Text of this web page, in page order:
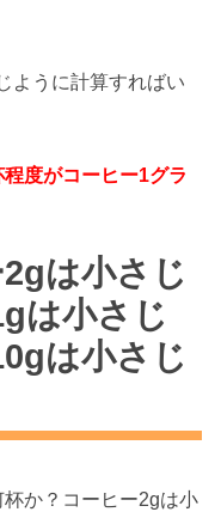
ように計算すればい
度がコーヒー1グラ
は小さじ
は小さじ
は小さじ
か？コーヒー2gは小